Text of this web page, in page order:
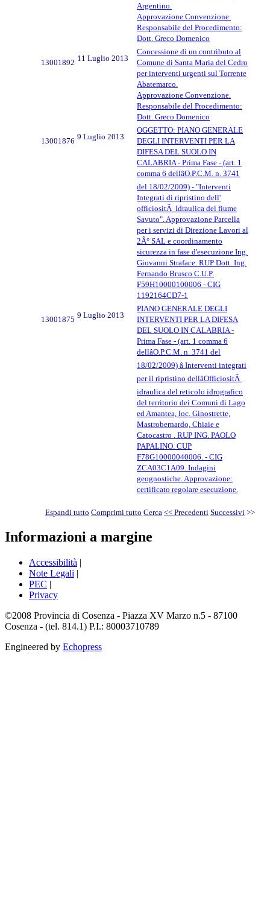
Argentino.
Approvazione Convenzione.
Responsabile del Procedimento:
Dott. Greco Domenico
13001892 11 Luglio 2013
Concessione di un contributo al
Comune di Santa Maria del Cedro
per interventi urgenti sul Torrente
Abatemarco.
Approvazione Convenzione.
Responsabile del Procedimento:
Dott. Greco Domenico
13001876 9 Luglio 2013
OGGETTO: PIANO GENERALE
DEGLI INTERVENTI PER LA
DIFESA DEL SUOLO IN
CALABRIA - Prima Fase - (art. 1
comma 6 dellâO.P.C.M. n. 3741
del 18/02/2009) - "Interventi
Integrati di ripristino dell'
officiositÃ Idraulica del fiume
Savuto". Approvazione Parcella
per i servizi di Direzione Lavori al
2Â° SAL e coordinamento
sicurezza in fase d'esecuzione Ing.
Giovanni Straface. RUP Dott. Ing.
Fernando Brusco C.U.P.
F59H10000100006 - CIG
1192164CD7-1
13001875 9 Luglio 2013
PIANO GENERALE DEGLI
INTERVENTI PER LA DIFESA
DEL SUOLO IN CALABRIA -
Prima Fase - (art. 1 comma 6
dellâO.P.C.M. n. 3741 del
18/02/2009) â Interventi integrati
per il ripristino dellâOfficiositÃ
idraulica del reticolo idrografico
del territorio dei Comuni di Lago
ed Amantea, loc. Ginostrette,
Mastrobernardo, Chiaie e
Catocastro . RUP ING. PAOLO
PAPALINO. CUP
F78G10000040006. - CIG
ZCA03C1A09. Indagini
geognostiche. Approvazione:
certificato regolare esecuzione.
Espandi tutto Comprimi tutto Cerca << Precedenti Successivi >>
Informazioni a margine
Accessibilità |
Note Legali |
PEC |
Privacy
©2008 Provincia di Cosenza - Piazza XV Marzo n.5 - 87100
Cosenza - (tel. 814.1) P.I.: 80003710789
Engineered by Echopress